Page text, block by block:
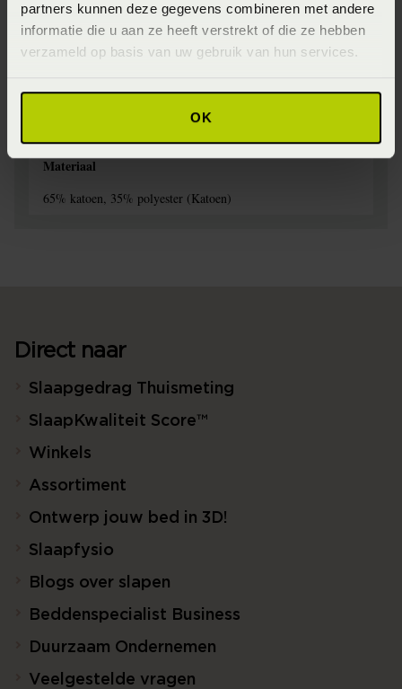
partners kunnen deze gegevens combineren met andere
informatie die u aan ze heeft verstrekt of die ze hebben
verzameld op basis van uw gebruik van hun services.
OK
Seizoen
FW2024
Maximaal 40 graden voorzichtig (Voorzichtig en maximaal
Materiaal
65% katoen, 35% polyester (Katoen)
Direct naar
Slaapgedrag Thuismeting
SlaapKwaliteit Score™
Winkels
Assortiment
Ontwerp jouw bed in 3D!
Slaapfysio
Blogs over slapen
Beddenspecialist Business
Duurzaam Ondernemen
Veelgestelde vragen